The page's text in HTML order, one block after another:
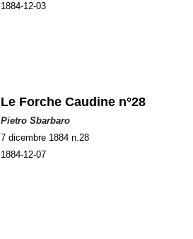
1884-12-03
Le Forche Caudine n°28
Pietro Sbarbaro
7 dicembre 1884 n.28
1884-12-07